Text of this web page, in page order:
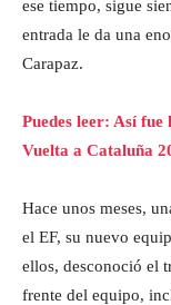
ese tiempo, sigue
entrada le da una
Carapaz.
Puedes leer: Así
Vuelta a Cataluña
Hace unos meses,
el EF, su nuevo
ellos, desconoció el
frente del equipo,